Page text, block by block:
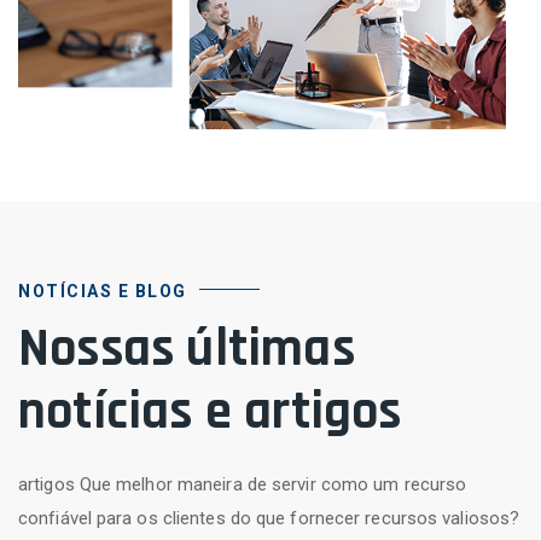
NOTÍCIAS E BLOG
Nossas últimas
notícias e artigos
artigos Que melhor maneira de servir como um recurso
confiável para os clientes do que fornecer recursos valiosos?